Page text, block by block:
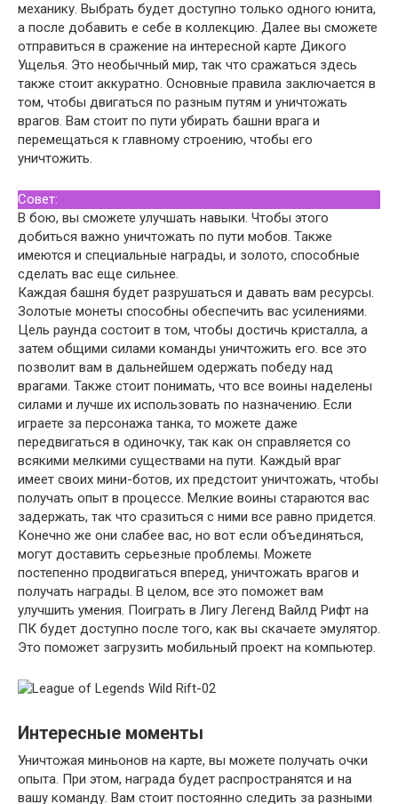
механику. Выбрать будет доступно только одного юнита,
а после добавить е себе в коллекцию. Далее вы сможете
отправиться в сражение на интересной карте Дикого
Ущелья. Это необычный мир, так что сражаться здесь
также стоит аккуратно. Основные правила заключается в
том, чтобы двигаться по разным путям и уничтожать
врагов. Вам стоит по пути убирать башни врага и
перемещаться к главному строению, чтобы его
уничтожить.
Совет:
В бою, вы сможете улучшать навыки. Чтобы этого
добиться важно уничтожать по пути мобов. Также
имеются и специальные награды, и золото, способные
сделать вас еще сильнее.
Каждая башня будет разрушаться и давать вам ресурсы.
Золотые монеты способны обеспечить вас усилениями.
Цель раунда состоит в том, чтобы достичь кристалла, а
затем общими силами команды уничтожить его. все это
позволит вам в дальнейшем одержать победу над
врагами. Также стоит понимать, что все воины наделены
силами и лучше их использовать по назначению. Если
играете за персонажа танка, то можете даже
передвигаться в одиночку, так как он справляется со
всякими мелкими существами на пути. Каждый враг
имеет своих мини-ботов, их предстоит уничтожать, чтобы
получать опыт в процессе. Мелкие воины стараются вас
задержать, так что сразиться с ними все равно придется.
Конечно же они слабее вас, но вот если объединяться,
могут доставить серьезные проблемы. Можете
постепенно продвигаться вперед, уничтожать врагов и
получать награды. В целом, все это поможет вам
улучшить умения. Поиграть в Лигу Легенд Вайлд Рифт на
ПК будет доступно после того, как вы скачаете эмулятор.
Это поможет загрузить мобильный проект на компьютер.
Интересные моменты
Уничтожая миньонов на карте, вы можете получать очки
опыта. При этом, награда будет распространятся и на
вашу команду. Вам стоит постоянно следить за разными